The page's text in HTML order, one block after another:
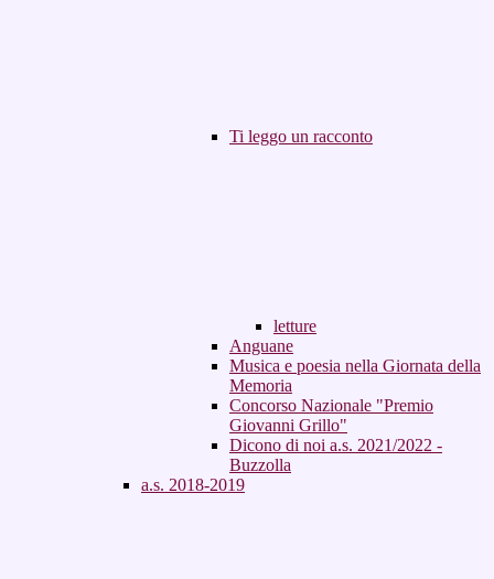
Ti leggo un racconto
letture
Anguane
Musica e poesia nella Giornata della
Memoria
Concorso Nazionale "Premio
Giovanni Grillo"
Dicono di noi a.s. 2021/2022 -
Buzzolla
a.s. 2018-2019